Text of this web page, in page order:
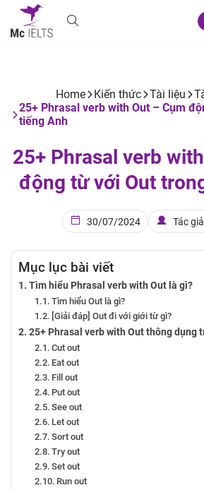
Home Kiến thức Tài liệu
25+ Phrasal verb with Out – Cụm
tiếng Anh
25+ Phrasal verb
động từ với Out
30/07/2024 Tác
Mục lục bài viết
Tìm hiểu Phrasal verb with Out là gì?
Tìm hiểu Out là gì?
[Giải đáp] Out đi với giới từ gì?
25+ Phrasal verb with Out thông dụng
Cut out
Eat out
Fill out
Put out
See out
Let out
Sort out
Try out
Set out
Run out